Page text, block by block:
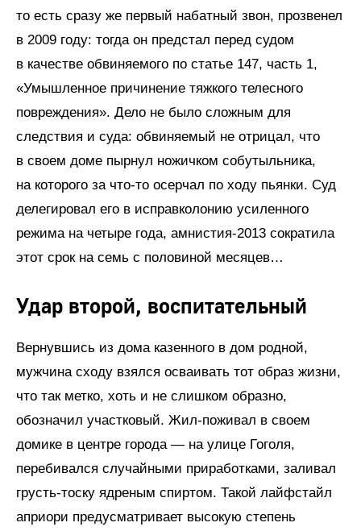
то есть сразу же первый набатный звон, прозвенел
в 2009 году: тогда он предстал перед судом
в качестве обвиняемого по статье 147, часть 1,
«Умышленное причинение тяжкого телесного
повреждения». Дело не было сложным для
следствия и суда: обвиняемый не отрицал, что
в своем доме пырнул ножичком собутыльника,
на которого за что-то осерчал по ходу пьянки. Суд
делегировал его в исправколонию усиленного
режима на четыре года, амнистия‑2013 сократила
этот срок на семь с половиной месяцев…
Удар второй, воспитательный
Вернувшись из дома казенного в дом родной,
мужчина сходу взялся осваивать тот образ жизни,
что так метко, хоть и не слишком образно,
обозначил участковый. Жил-поживал в своем
домике в центре города — на улице Гоголя,
перебивался случайными приработками, заливал
грусть-тоску ядреным спиртом. Такой лайфстайл
априори предусматривает высокую степень